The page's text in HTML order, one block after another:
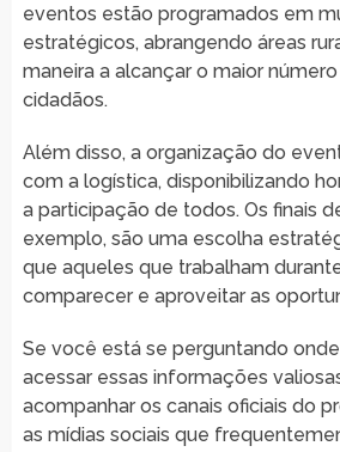
eventos estão programados em
estratégicos, abrangendo áreas
maneira a alcançar o maior
cidadãos.
Além disso, a organização do
com a logística, disponibilizando
a participação de todos. Os finais
exemplo, são uma escolha
que aqueles que trabalham
comparecer e aproveitar as
Se você está se perguntando
acessar essas informações
acompanhar os canais oficiais do
as mídias sociais que